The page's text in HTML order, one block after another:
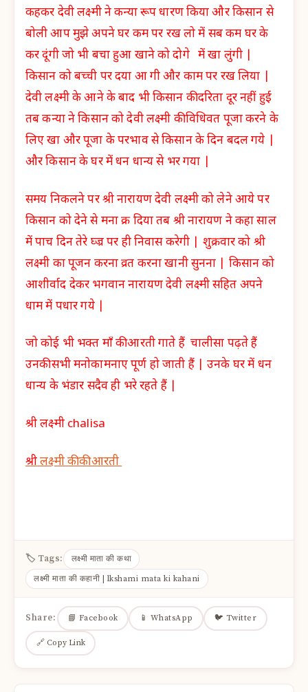
कहकर देवी लक्ष्मी ने कन्या रूप धारण किया और किसान से
बोली आप मुझे अपने घर कम पर रख लो में सब कम घर के
कर दूंगी जो भी बचा हुआ खाने को दोगे में खा लुंगी |
किसान को बच्ची पर दया आ गी और काम पर रख लिया |
देवी लक्ष्मी के आने के बाद भी किसान की दरिता दूर नहीं हुई
तब कन्या ने किसान को देवी लक्ष्मी की विधिवत पूजा करने के
लिए खा और पूजा के परभाव से किसान के दिन बदल गये |
और किसान के घर में धन धान्य से भर गया |
समय निकलने पर श्री नारायण देवी लक्ष्मी को लेने आये पर
किसान को देने से मना क्र दिया तब श्री नारायण ने कहा साल
में पाच दिन तेरे घ्ज्र पर ही निवास करेगी | शुक्रवार को श्री
लक्ष्मी का पूजन करना व्रत करना खानी सुनना | किसान को
आशीर्वाद देकर भगवान नारायण देवी लक्ष्मी सहित अपने
धाम में पधार गये |
जो कोई भी भक्त माँ की आरती गाते हैं चालीसा पढ़ते हैं
उनकी सभी मनोकामनाए पूर्ण हो जाती हैं | उनके घर में धन
धान्य के भंडार सदैव ही भरे रहते हैं |
श्री लक्ष्मी chalisa
श्रीलक्ष्मी की की आरती
🏷 Tags:
लक्ष्मी माता की कथा
लक्ष्मी माता की कहानी | lkshami mata ki kahani
Share: 📘 Facebook 📱 WhatsApp 🐦 Twitter
🔗 Copy Link